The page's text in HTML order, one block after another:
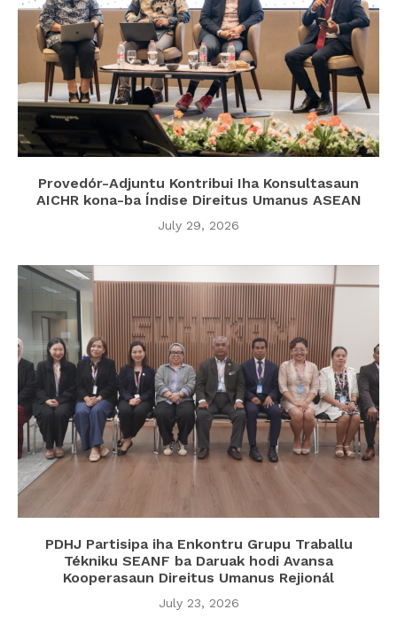
Provedór-Adjuntu Kontribui Iha Konsultasaun
AICHR kona-ba Índise Direitus Umanus ASEAN
July 29, 2026
PDHJ Partisipa iha Enkontru Grupu Traballu
Tékniku SEANF ba Daruak hodi Avansa
Kooperasaun Direitus Umanus Rejionál
July 23, 2026